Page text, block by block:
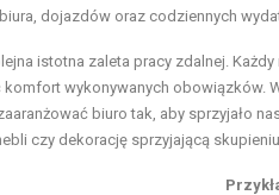
dojazdów oraz codziennych
istotna zaleta pracy zdalnej.
wykonywanych obowiązków.
biuro tak, aby sprzyjało
czy dekorację sprzyjającą skupieniu.